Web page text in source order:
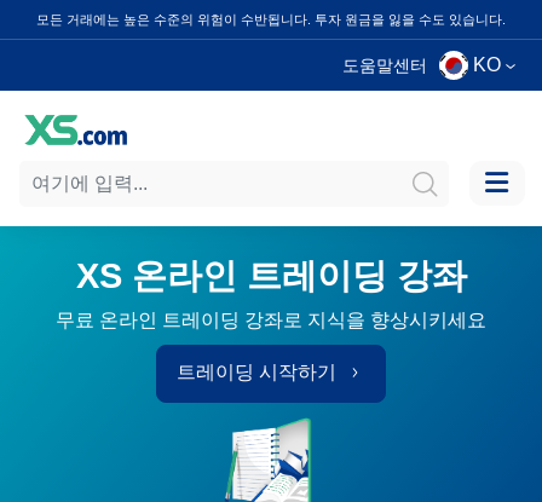
모든 거래에는 높은 수준의 위험이 수반됩니다. 투자 원금을 잃을 수도 있습니다.
도움말센터 KO
XS 온라인 트레이딩 강좌
무료 온라인 트레이딩 강좌로 지식을 향상시키세요
트레이딩 시작하기